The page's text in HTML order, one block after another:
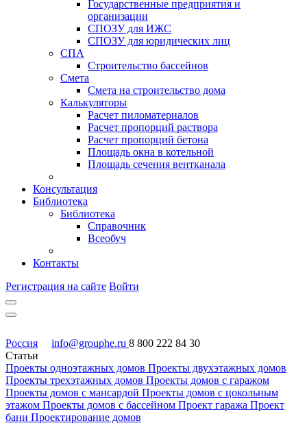
Государственные предприятия и
организации
СПОЗУ для ИЖС
СПОЗУ для юридических лиц
СПА
Строительство бассейнов
Смета
Смета на строительство дома
Калькуляторы
Расчет пиломатериалов
Расчет пропорций раствора
Расчет пропорций бетона
Площадь окна в котельной
Площадь сечения вентканала
Консультация
Библиотека
Библиотека
Справочник
Всеобуч
Контакты
Регистрация на сайте Войти
Россия info@grouphe.ru 8 800 222 84 30
Статьи
Проекты одноэтажных домов Проекты двухэтажных домов
Проекты трехэтажных домов Проекты домов с гаражом
Проекты домов с мансардой Проекты домов с цокольным
этажом Проекты домов с бассейном Проект гаража Проект
бани Проектирование домов